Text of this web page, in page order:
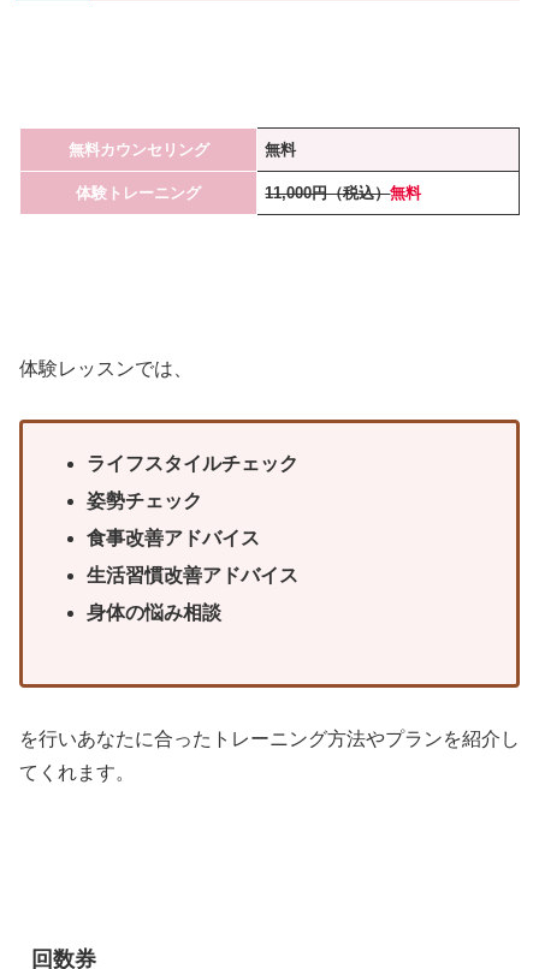
無料カウンセリング 無料
体験トレーニング 11,000円（税込）無料
体験レッスンでは、
ライフスタイルチェック
姿勢チェック
食事改善アドバイス
生活習慣改善アドバイス
身体の悩み相談
を行いあなたに合ったトレーニング方法やプランを紹介し
てくれます。
回数券